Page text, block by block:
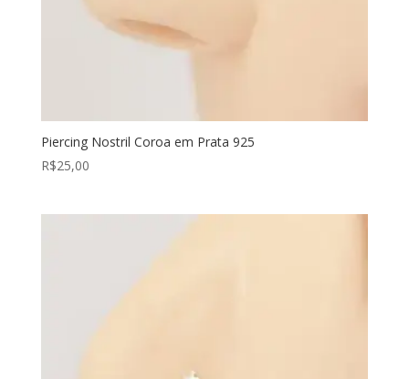
Piercing Nostril Coroa em Prata 925
R$25,00